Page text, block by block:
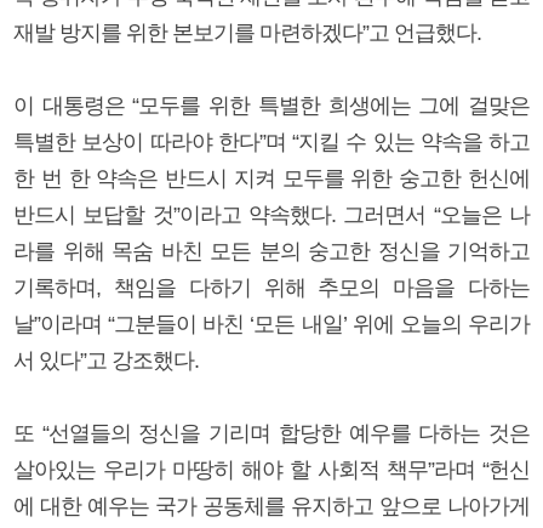
재발 방지를 위한 본보기를 마련하겠다”고 언급했다.
이 대통령은 “모두를 위한 특별한 희생에는 그에 걸맞은
특별한 보상이 따라야 한다”며 “지킬 수 있는 약속을 하고
한 번 한 약속은 반드시 지켜 모두를 위한 숭고한 헌신에
반드시 보답할 것”이라고 약속했다. 그러면서 “오늘은 나
라를 위해 목숨 바친 모든 분의 숭고한 정신을 기억하고
기록하며, 책임을 다하기 위해 추모의 마음을 다하는
날”이라며 “그분들이 바친 ‘모든 내일’ 위에 오늘의 우리가
서 있다”고 강조했다.
또 “선열들의 정신을 기리며 합당한 예우를 다하는 것은
살아있는 우리가 마땅히 해야 할 사회적 책무”라며 “헌신
에 대한 예우는 국가 공동체를 유지하고 앞으로 나아가게